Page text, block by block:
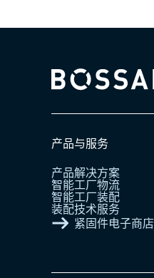
Bossard homepage
产品与服务
产品解决方案
智能工厂物流
智能工厂装配
装配技术服务
紧固件电子商店